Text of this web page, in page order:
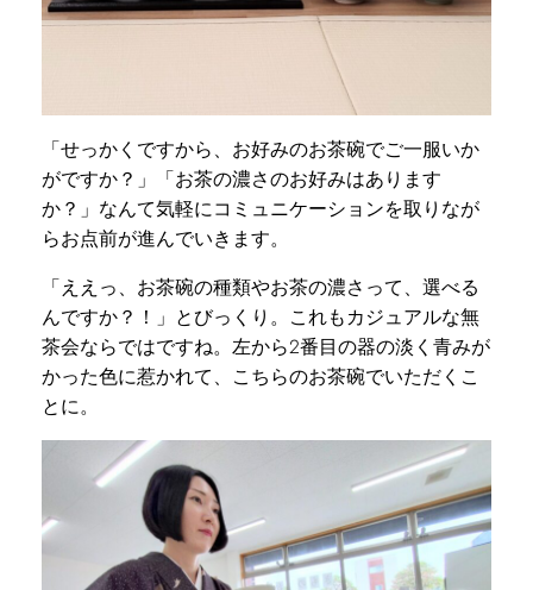
「せっかくですから、お好みのお茶碗でご一服いか
がですか？」「お茶の濃さのお好みはあります
か？」なんて気軽にコミュニケーションを取りなが
らお点前が進んでいきます。
「ええっ、お茶碗の種類やお茶の濃さって、選べる
んですか？！」とびっくり。これもカジュアルな無
茶会ならではですね。左から2番目の器の淡く青みが
かった色に惹かれて、こちらのお茶碗でいただくこ
とに。